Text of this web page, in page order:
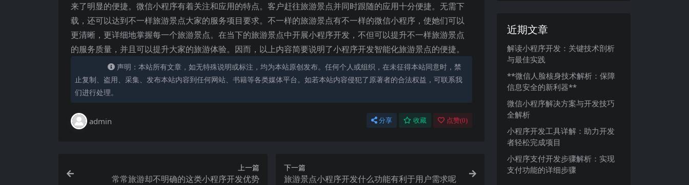
来了明显的便捷。微信小程序有着关注和应用的特点。客户赶往旅游景点并同时跟随的应用十分便捷。无需下
载，还可以达到不一样旅游景点大家的服务项目要求。不一样的旅游景点有不一样的微信小程序，使她们可以
更清晰，更详细地掌握每一个旅游景点。在当下的旅游景点中开展小程序开发，不但可以提升不一样旅游景点
的服务质量，并且可以提升大家的旅游体验。因而，以上内容简要说明了小程序开发智能化旅游景点的便捷。
声明：本站所有文章，如无特殊说明或标注，均为本站原创发布。任何个人或组织，在未征得本站同意时，禁
止复制、盗用、采集、发布本站内容到任何网站、书籍等各类媒体平台。如若本站内容侵犯了原著者的合法权益，可联系我
们进行处理。
admin 分享 收藏 点赞(0)
上一篇
常常旅游却不明确的这类小程序开发优势
下一篇
旅游景点小程序开发什么功能有利于用户需求呢
近期文章
解读小程序开发：关键技术剖析
与最佳实践
**微信人脸核身技术解析：保障
信息安全的新利器**
微信小程序解决方案与开发技巧
全解析
小程序开发工具详解：助力开发
者轻松完成项目
小程序支付开发步骤解析：实现
支付功能的详细步骤